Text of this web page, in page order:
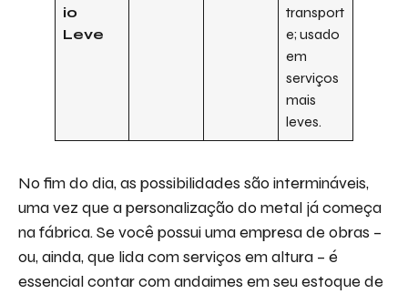
io
Leve
transport
e; usado
em
serviços
mais
leves.
No fim do dia, as possibilidades são intermináveis,
uma vez que a personalização do metal já começa
na fábrica. Se você possui uma empresa de obras –
ou, ainda, que lida com serviços em altura – é
essencial contar com andaimes em seu estoque de